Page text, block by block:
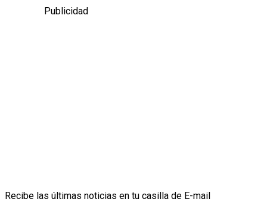
Publicidad
Recibe las últimas noticias en tu casilla de E-mail